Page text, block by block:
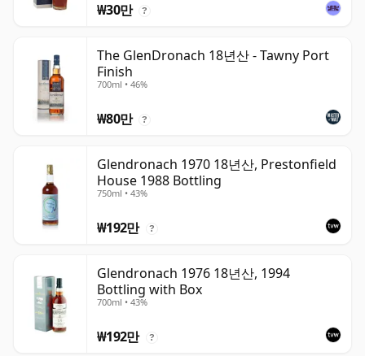
₩30만 ?
The GlenDronach 18년산 - Tawny Port
Finish
700ml • 46%
₩80만 ?
Glendronach 1970 18년산, Prestonfield
House 1988 Bottling
750ml • 43%
₩192만 ?
Glendronach 1976 18년산, 1994
Bottling with Box
700ml • 43%
₩192만 ?